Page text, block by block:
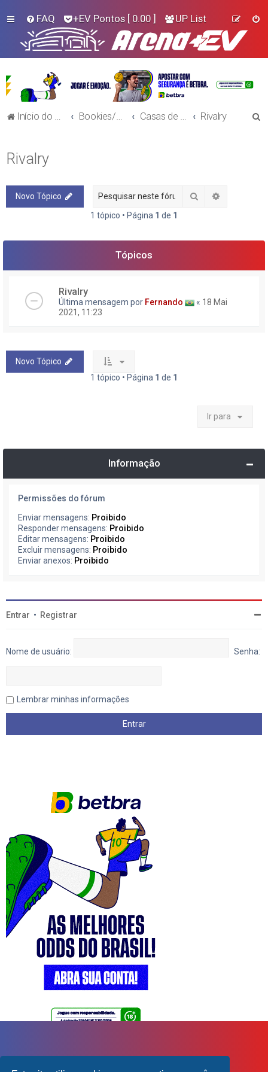
FAQ +EV Pontos [ 0.00 ] UP List
Início do Fórum! Rivalry
Rivalry
Novo Tópico Pesquisar
1 tópico • Página 1 de 1
Tópicos
Rivalry
Última mensagem por Fernando « 18 Mai
2021, 11:23
Novo Tópico
1 tópico • Página 1 de 1
Ir para
Informação
Permissões do fórum
Enviar mensagens: Proibido
Responder mensagens: Proibido
Editar mensagens: Proibido
Excluir mensagens: Proibido
Enviar anexos: Proibido
Entrar • Registrar
Nome de usuário: Senha:
Lembrar minhas informações